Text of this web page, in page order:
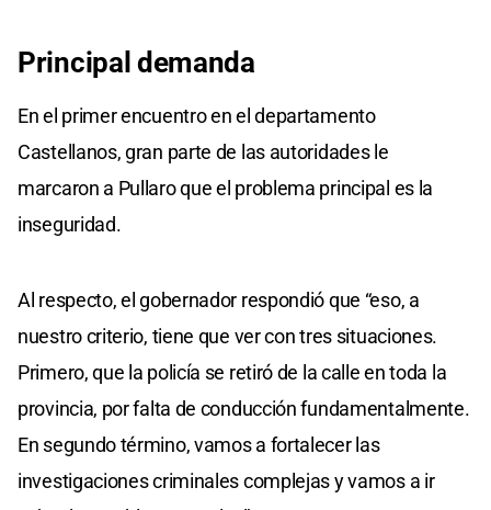
Principal demanda
En el primer encuentro en el departamento
Castellanos, gran parte de las autoridades le
marcaron a Pullaro que el problema principal es la
inseguridad.
Al respecto, el gobernador respondió que “eso, a
nuestro criterio, tiene que ver con tres situaciones.
Primero, que la policía se retiró de la calle en toda la
provincia, por falta de conducción fundamentalmente.
En segundo término, vamos a fortalecer las
investigaciones criminales complejas y vamos a ir